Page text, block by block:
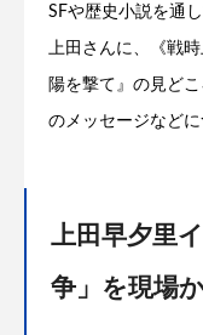
SFや歴史小説を通
上田さんに、《戦
陽を撃て』の見ど
のメッセージなどに
上田早夕里
争」を現場